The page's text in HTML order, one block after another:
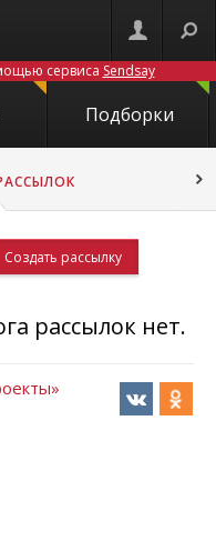
сервиса Sendsay
Подборки
Создать рассылку
рассылок нет.